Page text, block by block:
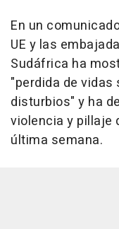
En un
UE y las
Sudáfrica ha
"perdida de
disturbios" y ha
violencia y pillaje
última semana.